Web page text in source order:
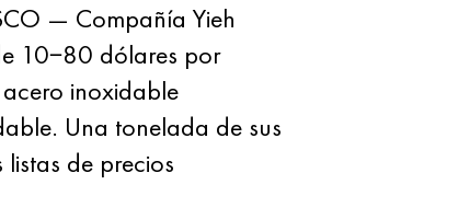
— Compañía Yieh
10−80 dólares por
inoxidable
Una tonelada de sus
de precios